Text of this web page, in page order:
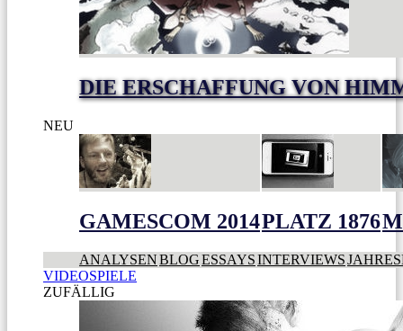
DIE ERSCHAFFUNG VON
NEU
GAMESCOM 2014PLATZ 1876
ANALYSENBLOGESSAYSINTERVIEWS
VIDEOSPIELE
ZUFÄLLIG